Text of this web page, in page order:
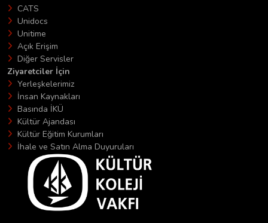
CATS
Unidocs
Unitime
Açık Erişim
Diğer Servisler
Ziyaretciler İçin
Yerleşkelerimiz
İnsan Kaynakları
Basında İKÜ
Kültür Ajandası
Kültür Eğitim Kurumları
İhale ve Satın Alma Duyuruları